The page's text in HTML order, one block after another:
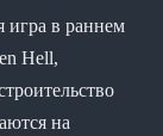
игра в раннем
Hell,
на